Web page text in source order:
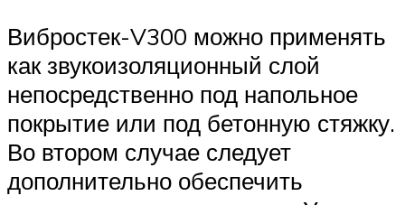
Вибростек-V300 можно применять
как звукоизоляционный слой
непосредственно под напольное
покрытие или под бетонную стяжку.
Во втором случае следует
дополнительно обеспечить